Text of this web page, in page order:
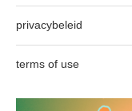
privacybeleid
terms of use